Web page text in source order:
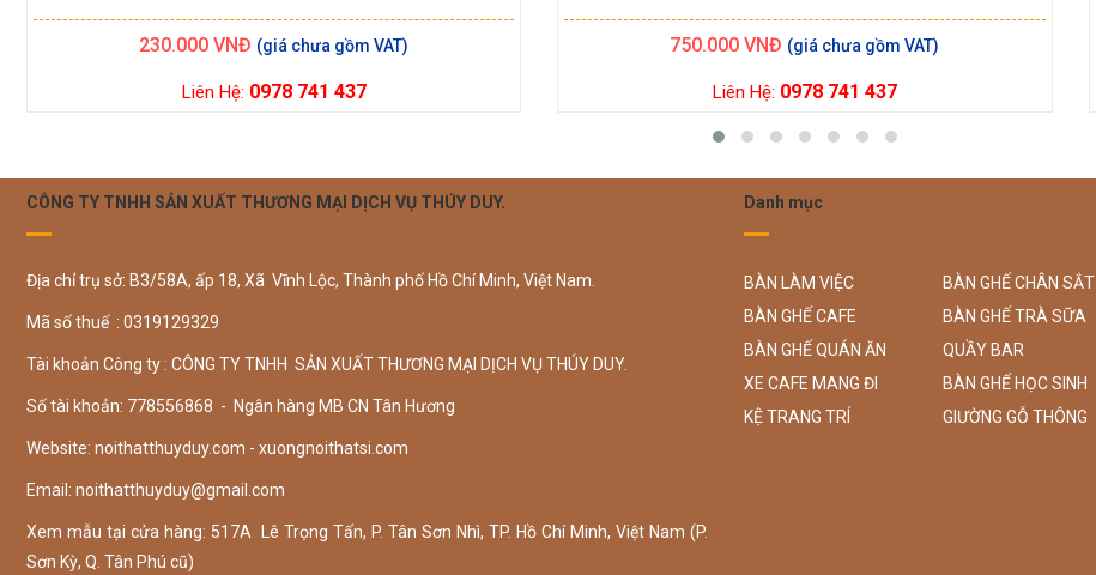
230.000 VNĐ
Liên Hệ: 0978 741 437
750.000 VNĐ
Liên Hệ: 0978 741 437
CÔNG TY TNHH SẢN XUẤT THƯƠNG MẠI DỊCH VỤ THÚY DUY.
Địa chỉ trụ sở: B3/58A, ấp 18, Xã Vĩnh Lộc, Thành phố Hồ Chí Minh, Việt Nam.
Mã số thuế : 0319129329
Tài khoản Công ty : CÔNG TY TNHH SẢN XUẤT THƯƠNG MẠI DỊCH VỤ THÚY DUY.
Số tài khoản: 778556868 - Ngân hàng MB CN Tân Hương
Website: noithatthuyduy.com - xuongnoithatsi.com
Email: noithatthuyduy@gmail.com
Xem mẫu tại cửa hàng: 517A Lê Trọng Tấn, P. Tân Sơn Nhì, TP. Hồ Chí Minh, Việt Nam (P.
Sơn Kỳ, Q. Tân Phú cũ)
Danh mục
BÀN LÀM VIỆC
BÀN GHẾ CHÂN SẮT
BÀN GHẾ CAFE
BÀN GHẾ TRÀ SỮA
BÀN GHẾ QUÁN ĂN
QUẦY BAR
XE CAFE MANG ĐI
BÀN GHẾ HỌC SINH
KỆ TRANG TRÍ
GIƯỜNG GỖ THÔNG